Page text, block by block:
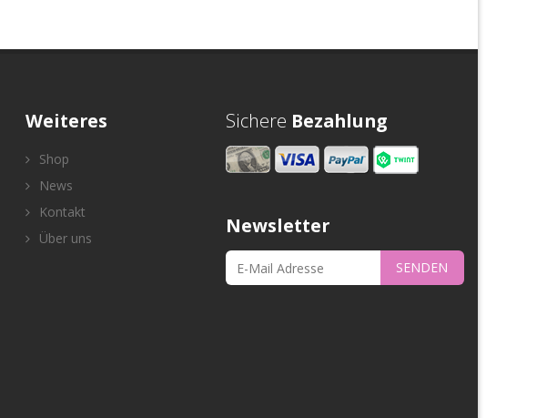
Weiteres
Shop
News
Kontakt
Über uns
Sichere Bezahlung
Newsletter
SENDEN